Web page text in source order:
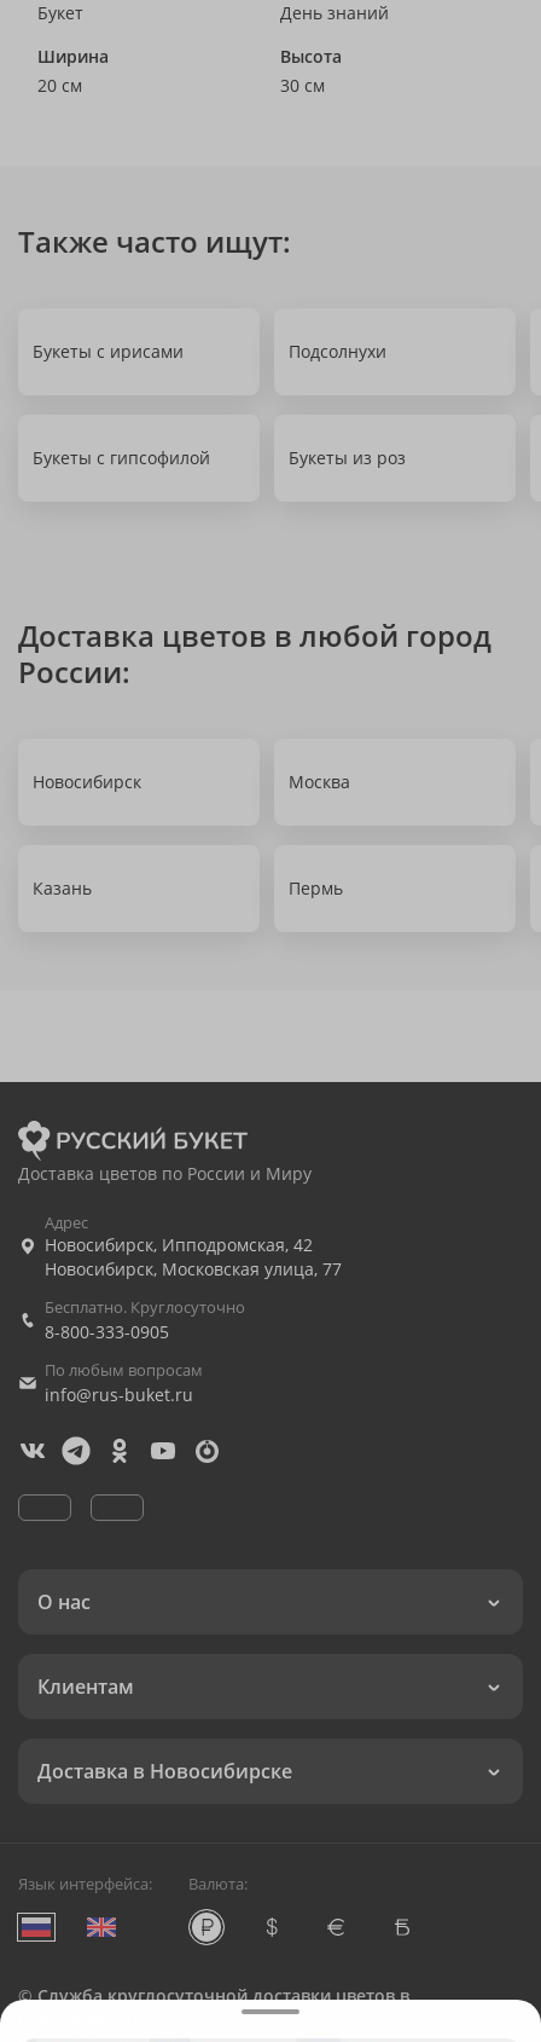
Букет
День знаний
Ширина
20 см
Высота
30 см
Также часто ищут:
Букеты с ирисами Подсолнухи
Букеты с гипсофилой Букеты из роз
Доставка цветов в любой город
России:
Новосибирск Москва
Казань Пермь
Доставка цветов по России и Миру
Адрес
Новосибирск, Ипподромская, 42
Новосибирск, Московская улица, 77
Бесплатно. Круглосуточно
8-800-333-0905
По любым вопросам
info@rus-buket.ru
О нас
Клиентам
Доставка в Новосибирске
Язык интерфейса: Валюта:
©Служба круглосуточной доставки цветов в